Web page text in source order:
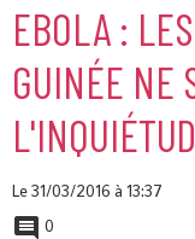
EBOLA :
GUINÉE NE
Le 31/03/2016 à 13:37
0